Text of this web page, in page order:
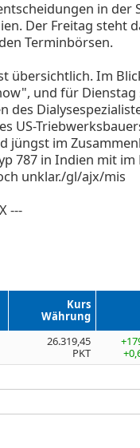
in der
Der Freitag steht
Terminbörsen.
übersichtlich. Im
und für Dienstag
des
US-
jüngst im
787 in Indien mit im
unklar./gl/ajx/mis
---
Kurs
Währung
26.319,45
PKT